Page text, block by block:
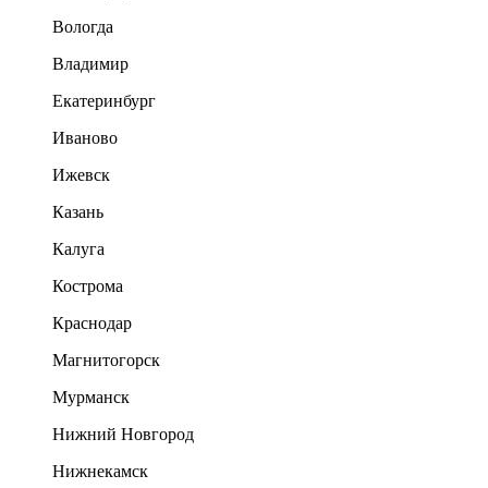
Вологда
Владимир
Екатеринбург
Иваново
Ижевск
Казань
Калуга
Кострома
Краснодар
Магнитогорск
Мурманск
Нижний Новгород
Нижнекамск